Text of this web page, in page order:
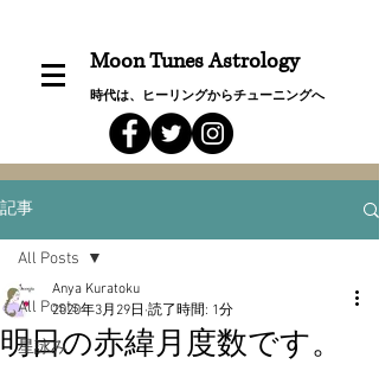
Moon Tunes Astrology
時代は、ヒーリングからチューニングへ
記事
All Posts
星詠み
All Posts
明日の赤緯月度数です。
Anya Kuratoku
2020年3月29日 読了時間: 1分